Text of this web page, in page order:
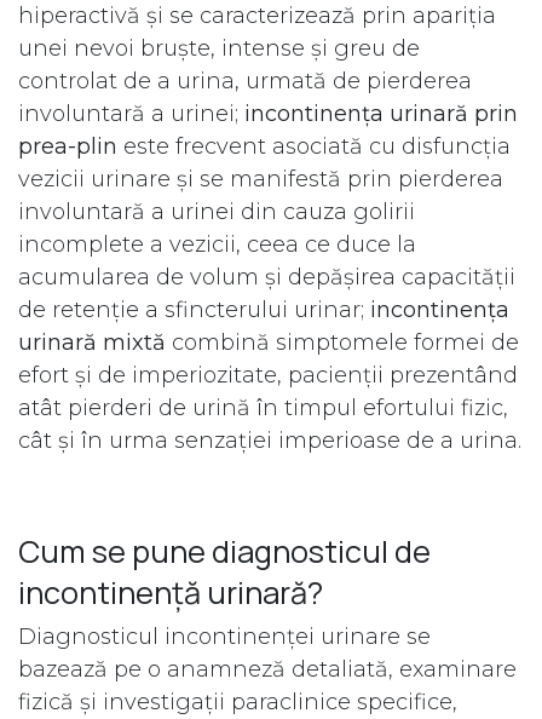
hiperactivă și se caracterizează prin apariția
unei nevoi bruște, intense și greu de
controlat de a urina, urmată de pierderea
involuntară a urinei; incontinența urinară prin
prea-plin este frecvent asociată cu disfuncția
vezicii urinare și se manifestă prin pierderea
involuntară a urinei din cauza golirii
incomplete a vezicii, ceea ce duce la
acumularea de volum și depășirea capacității
de retenție a sfincterului urinar; incontinența
urinară mixtă combină simptomele formei de
efort și de imperiozitate, pacienții prezentând
atât pierderi de urină în timpul efortului fizic,
cât și în urma senzației imperioase de a urina.
Cum se pune diagnosticul de
incontinență urinară?
Diagnosticul incontinenței urinare se
bazează pe o anamneză detaliată, examinare
fizică și investigații paraclinice specifice,